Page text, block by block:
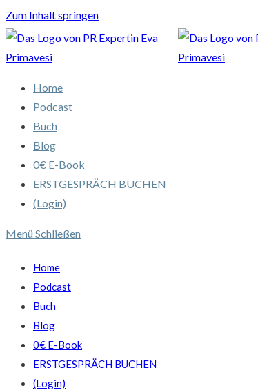
Zum Inhalt springen
Home
Podcast
Buch
Blog
0€ E-Book
ERSTGESPRÄCH BUCHEN
(Login)
Menü Schließen
Home
Podcast
Buch
Blog
0€ E-Book
ERSTGESPRÄCH BUCHEN
(Login)